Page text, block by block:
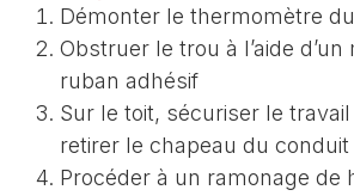
Démonter le thermomètre
Obstruer le trou à l’aide
ruban adhésif
Sur le toit, sécuriser le
retirer le chapeau du conduit
Procéder à un ramonage de